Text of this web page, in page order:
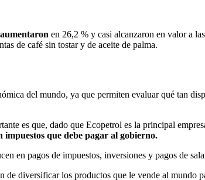
en 26,2 % y casi alcanzaron en valor a
de café sin tostar y de aceite de palma.
del mundo, ya que permiten evaluar qué tan
es que, dado que Ecopetrol es la principal
que debe pagar al gobierno.
en pagos de impuestos, inversiones y pagos de
de diversificar los productos que le vende al